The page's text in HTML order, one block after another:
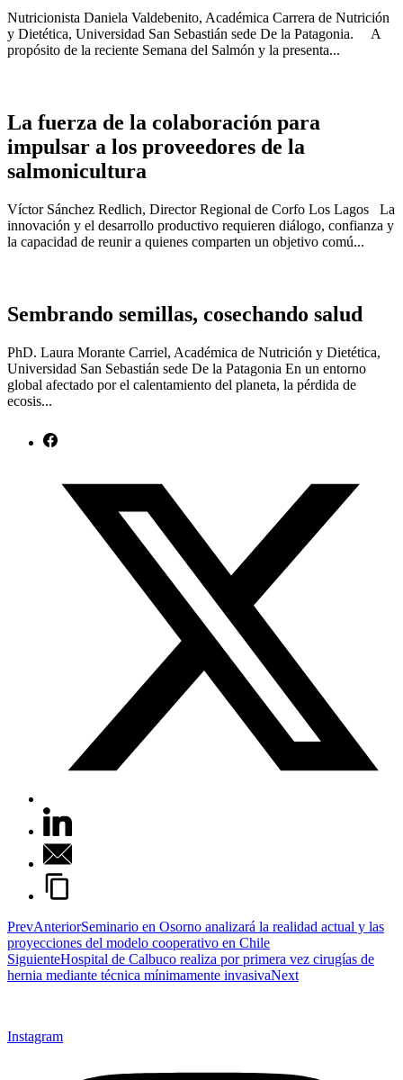
Nutricionista Daniela Valdebenito, Académica Carrera de Nutrición
y Dietética, Universidad San Sebastián sede De la Patagonia. A
propósito de la reciente Semana del Salmón y la presenta...
La fuerza de la colaboración para
impulsar a los proveedores de la
salmonicultura
Víctor Sánchez Redlich, Director Regional de Corfo Los Lagos La
innovación y el desarrollo productivo requieren diálogo, confianza y
la capacidad de reunir a quienes comparten un objetivo comú...
Sembrando semillas, cosechando salud
PhD. Laura Morante Carriel, Académica de Nutrición y Dietética,
Universidad San Sebastián sede De la Patagonia En un entorno
global afectado por el calentamiento del planeta, la pérdida de
ecosis...
PrevAnteriorSeminario en Osorno analizará la realidad actual y las
proyecciones del modelo cooperativo en Chile
SiguienteHospital de Calbuco realiza por primera vez cirugías de
hernia mediante técnica mínimamente invasivaNext
Instagram